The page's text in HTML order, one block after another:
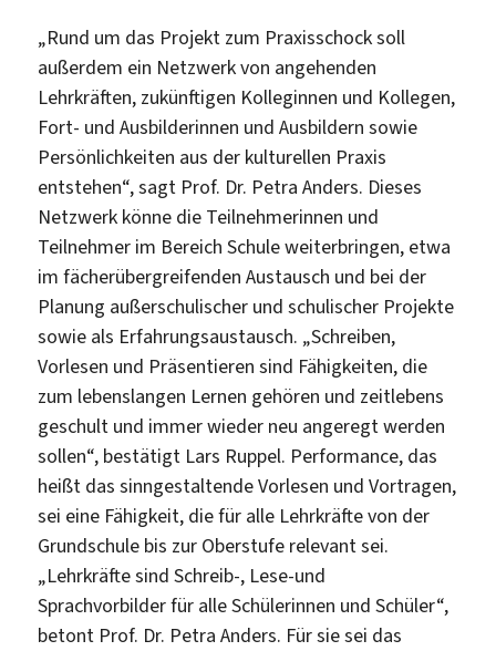
„Rund um das Projekt zum Praxisschock soll
außerdem ein Netzwerk von angehenden
Lehrkräften, zukünftigen Kolleginnen und Kollegen,
Fort- und Ausbilderinnen und Ausbildern sowie
Persönlichkeiten aus der kulturellen Praxis
entstehen“, sagt Prof. Dr. Petra Anders. Dieses
Netzwerk könne die Teilnehmerinnen und
Teilnehmer im Bereich Schule weiterbringen, etwa
im fächerübergreifenden Austausch und bei der
Planung außerschulischer und schulischer Projekte
sowie als Erfahrungsaustausch. „Schreiben,
Vorlesen und Präsentieren sind Fähigkeiten, die
zum lebenslangen Lernen gehören und zeitlebens
geschult und immer wieder neu angeregt werden
sollen“, bestätigt Lars Ruppel. Performance, das
heißt das sinngestaltende Vorlesen und Vortragen,
sei eine Fähigkeit, die für alle Lehrkräfte von der
Grundschule bis zur Oberstufe relevant sei.
„Lehrkräfte sind Schreib-, Lese-und
Sprachvorbilder für alle Schülerinnen und Schüler“,
betont Prof. Dr. Petra Anders. Für sie sei das